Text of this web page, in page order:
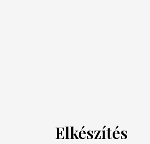
Elkészítés